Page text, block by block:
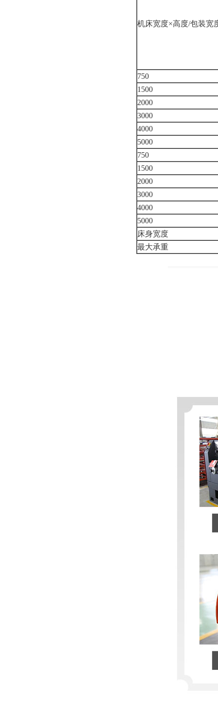
机床宽度×高度/包装宽
750
1500
2000
3000
4000
5000
750
1500
2000
3000
4000
5000
床身宽度
最大承重